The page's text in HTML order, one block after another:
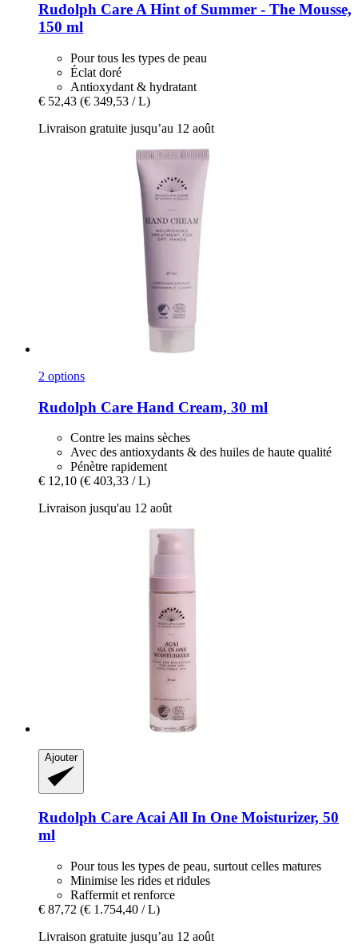
Rudolph Care A Hint of Summer -​ The Mousse,
150 ml
Pour tous les types de peau
Éclat doré
Antioxydant & hydratant
€ 52,43 (€ 349,53 / L)
Livraison gratuite jusqu’au 12 août
2 options
Rudolph Care Hand Cream, 30 ml
Contre les mains sèches
Avec des antioxydants & des huiles de haute qualité
Pénètre rapidement
€ 12,10 (€ 403,33 / L)
Livraison jusqu'au 12 août
Ajouter
Rudolph Care Acai All In One Moisturizer, 50
ml
Pour tous les types de peau, surtout celles matures
Minimise les rides et ridules
Raffermit et renforce
€ 87,72 (€ 1.754,40 / L)
Livraison gratuite jusqu’au 12 août